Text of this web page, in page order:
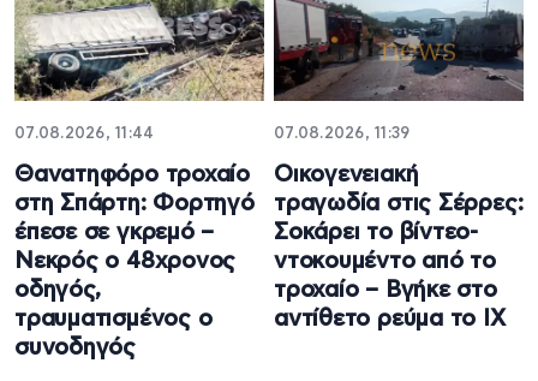
07.08.2026, 11:44
Θανατηφόρο τροχαίο
στη Σπάρτη: Φορτηγό
έπεσε σε γκρεμό –
Νεκρός ο 48χρονος
οδηγός,
τραυματισμένος ο
συνοδηγός
07.08.2026, 11:39
Οικογενειακή
τραγωδία στις Σέρρες:
Σοκάρει το βίντεο-
ντοκουμέντο από το
τροχαίο – Βγήκε στο
αντίθετο ρεύμα το ΙΧ